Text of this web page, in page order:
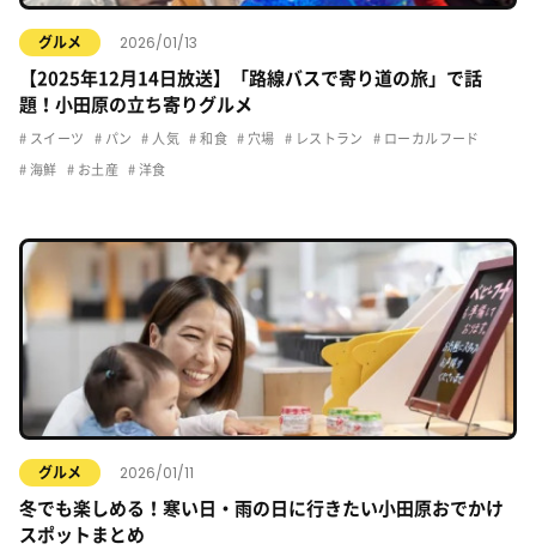
グルメ 2026/01/13
【2025年12月14日放送】「路線バスで寄り道の旅」で話
題！小田原の立ち寄りグルメ
スイーツ パン 人気 和食 穴場 レストラン ローカルフード
海鮮 お土産 洋食
グルメ 2026/01/11
冬でも楽しめる！寒い日・雨の日に行きたい小田原おでかけ
スポットまとめ